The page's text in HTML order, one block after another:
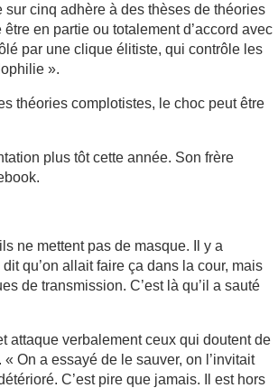
cinq adhère à des thèses de théories
en partie ou totalement d’accord avec
par une clique élitiste, qui contrôle les
».
théories complotistes, le choc peut être
plus tôt cette année. Son frère
ne mettent pas de masque. Il y a
qu’on allait faire ça dans la cour, mais
de transmission. C’est là qu’il a sauté
attaque verbalement ceux qui doutent de
On a essayé de le sauver, on l’invitait
C’est pire que jamais. Il est hors